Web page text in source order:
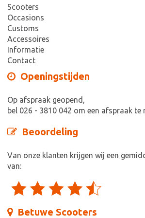
Scooters
Occasions
Customs
Accessoires
Informatie
Contact
Openingstijden
Op afspraak geopend,
bel 026 - 3810 042 om een afspraak te
Beoordeling
Van onze klanten krijgen wij een
van:
Betuwe Scooters